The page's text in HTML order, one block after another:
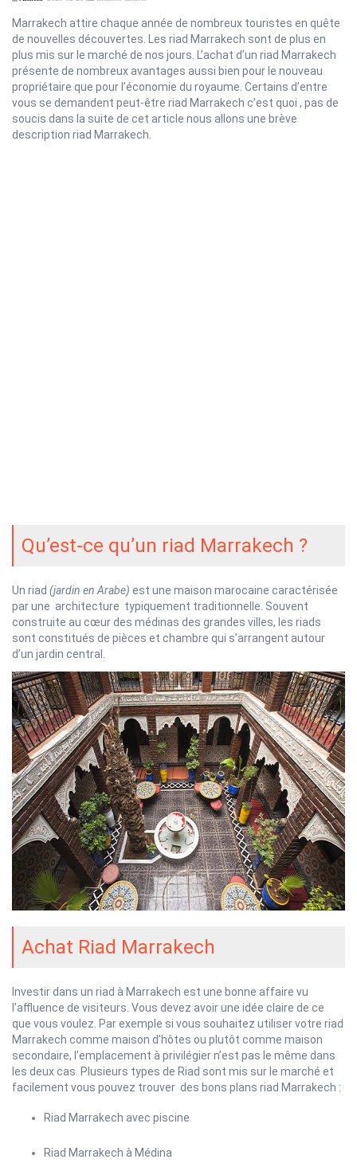
Marrakech attire chaque année de nombreux touristes en quête
de nouvelles découvertes. Les riad Marrakech sont de plus en
plus mis sur le marché de nos jours. L’achat d’un riad Marrakech
présente de nombreux avantages aussi bien pour le nouveau
propriétaire que pour l’économie du royaume. Certains d’entre
vous se demandent peut-être riad Marrakech c’est quoi , pas de
soucis dans la suite de cet article nous allons une brève
description riad Marrakech.
Qu’est-ce qu’un riad Marrakech ?
Un riad (jardin en Arabe) est une maison marocaine caractérisée
par une architecture typiquement traditionnelle. Souvent
construite au cœur des médinas des grandes villes, les riads
sont constitués de pièces et chambre qui s’arrangent autour
d’un jardin central.
Achat Riad Marrakech
Investir dans un riad à Marrakech est une bonne affaire vu
l’affluence de visiteurs. Vous devez avoir une idée claire de ce
que vous voulez. Par exemple si vous souhaitez utiliser votre riad
Marrakech comme maison d’hôtes ou plutôt comme maison
secondaire, l’emplacement à privilégier n’est pas le même dans
les deux cas. Plusieurs types de Riad sont mis sur le marché et
facilement vous pouvez trouver des bons plans riad Marrakech :
Riad Marrakech avec piscine
Riad Marrakech à Médina